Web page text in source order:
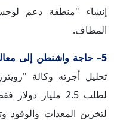
إنشاء "منطقة دعم
المطاف.
5– حاجة واشنطن إلى معالجة الإشكاليات الخاصة بالتمويل:
تحليل أجرته وكالة
لتخزين المعدات والوقود